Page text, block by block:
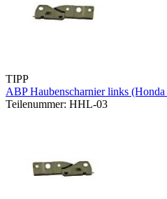
TIPP
ABP Haubenscharnier links
Teilenummer: HHL-03